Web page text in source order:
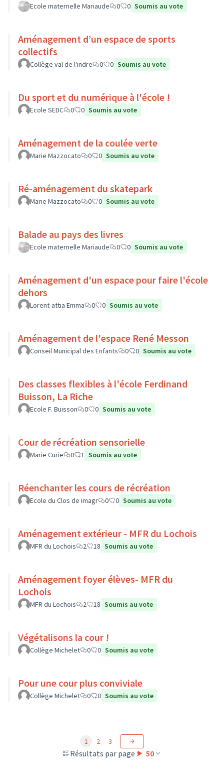
Ecole maternelle Mariaude 0 0 Soumis au vote
Aménagement d’un espace de sports
collectifs
Collège val de l'indre 0 0 Soumis au vote
Du sport et du numérique à l'école !
Ecole SEDC 0 0 Soumis au vote
Aménagement de la coulée verte
Marie Mazzocato 0 0 Soumis au vote
Ré-aménagement du skatepark
Marie Mazzocato 0 0 Soumis au vote
Balade au pays des livres
Ecole maternelle Mariaude 0 0 Soumis au vote
Aménagement d'un espace pour faire l'école
dehors
Lorent-attia Emma 0 0 Soumis au vote
Aménagement de l'espace René Messon
Conseil Municipal des Enfants 0 0 Soumis au vote
Des classes flexibles à l'école Ferdinand
Buisson, La Riche
Ecole F. Buisson 0 0 Soumis au vote
Cour de récréation sensorielle
Marie Curie 0 1 Soumis au vote
Réenchanter les cours de récréation
Ecole du Clos de imagr 0 0 Soumis au vote
Aménagement extérieur - MFR du Lochois
MFR du Lochois 2 18 Soumis au vote
Aménagement foyer élèves- MFR du
Lochois
MFR du Lochois 2 18 Soumis au vote
Végétalisons la cour !
Collège Michelet 0 0 Soumis au vote
Pour une cour plus conviviale
Collège Michelet 0 0 Soumis au vote
Résultats par page : 50
1 2 3